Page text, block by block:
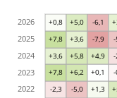
-2,3 -5,0 +1,3
+7,8 +6,2 +0,1
+3,6 +5,8 +4,9
+7,8 +3,6 -7,9
+0,8 +5,0 -6,1
2022
2023
2024
2025
2026